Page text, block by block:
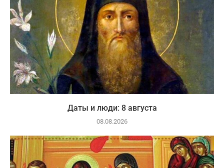
Даты и люди: 8 августа
08.08.2026